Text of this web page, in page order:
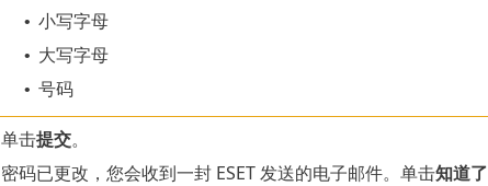
• 小写字母
• 大写字母
• 号码
单击提交。
密码已更改，您会收到一封 ESET 发送的电子邮件。单击知道了